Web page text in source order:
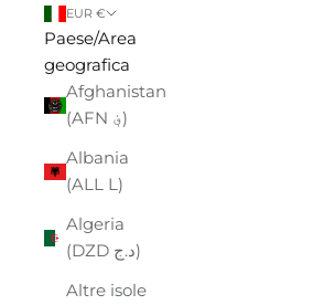
EUR €
Paese/Area
geografica
Afghanistan
(AFN ؋)
Albania
(ALL L)
Algeria
(DZD د.ج)
Altre isole